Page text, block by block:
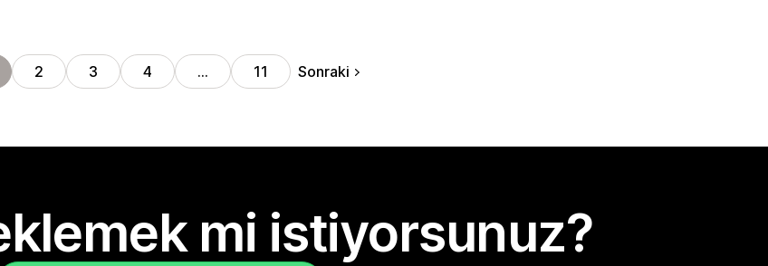
2 3 4 … 11 Sonraki
mi istiyorsunuz?